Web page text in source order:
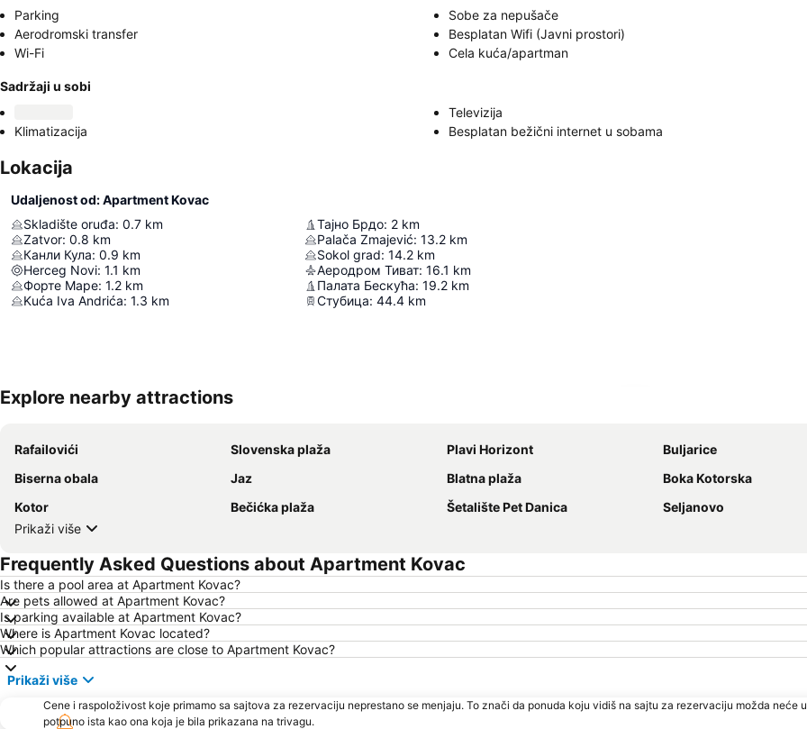
Parking
Sobe za nepušače
Aerodromski transfer
Besplatan Wifi (Javni prostori)
Wi-Fi
Cela kuća/apartman
Sadržaji u sobi
Televizija
Klimatizacija
Besplatan bežični internet u sobama
Lokacija
Udaljenost od: Apartment Kovac
Skladište oruđa: 0.7 km
Zatvor: 0.8 km
Канли Кула: 0.9 km
Herceg Novi: 1.1 km
Форте Маре: 1.2 km
Kuća Iva Andrića: 1.3 km
Тајно Брдо: 2 km
Palača Zmajević: 13.2 km
Sokol grad: 14.2 km
Аеродром Тиват: 16.1 km
Палата Бескућа: 19.2 km
Стубица: 44.4 km
Explore nearby attractions
Rafailovići Slovenska plaža Plavi Horizont
Buljarice
Biserna obala
Jaz Blatna plaža
Boka Kotorska
Kotor
Bečićka plaža Šetalište Pet Danica
Seljanovo
Prikaži više
Frequently Asked Questions about Apartment Kovac
Is there a pool area at Apartment Kovac?
Are pets allowed at Apartment Kovac?
Is parking available at Apartment Kovac?
Where is Apartment Kovac located?
Which popular attractions are close to Apartment Kovac?
Prikaži više
Cene i raspoloživost koje primamo sa sajtova za rezervaciju neprestano se menjaju. To znači da ponuda koju vidiš na sajtu za rezervaciju možda neće
potpuno ista kao ona koja je bila prikazana na trivagu.